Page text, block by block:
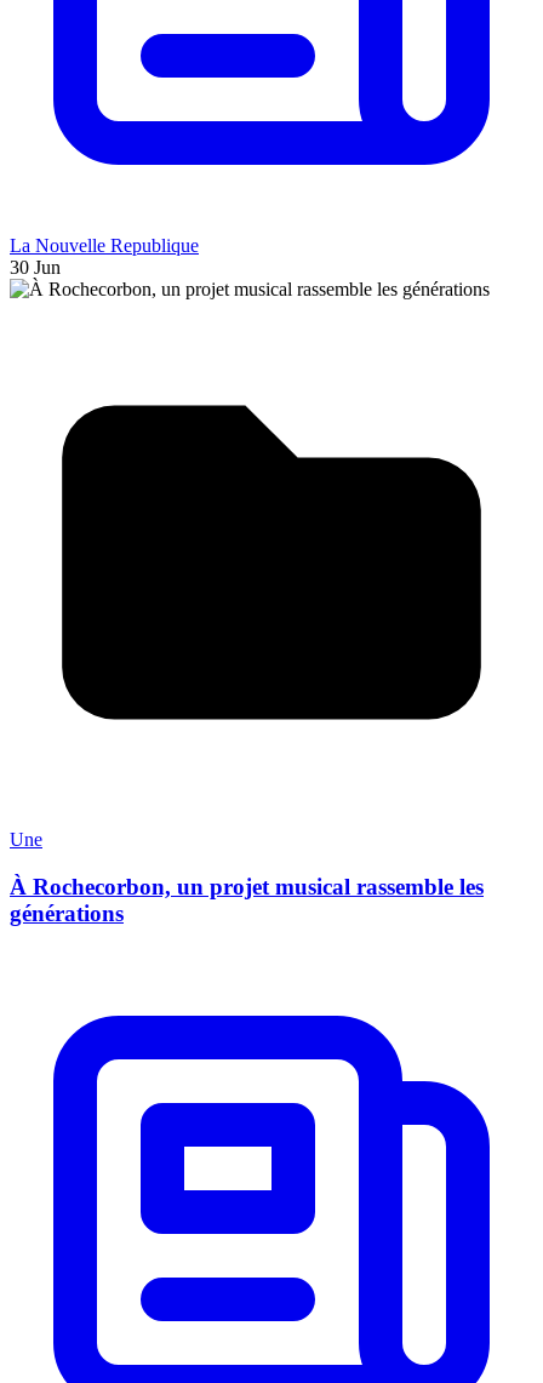
La Nouvelle Republique
30 Jun
Une
À Rochecorbon, un projet musical rassemble les
générations